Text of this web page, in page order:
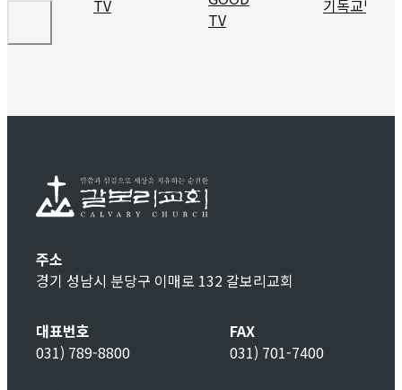
주소
경기 성남시 분당구 이매로 132 갈보리교회
대표번호
031) 789-8800
FAX
031) 701-7400